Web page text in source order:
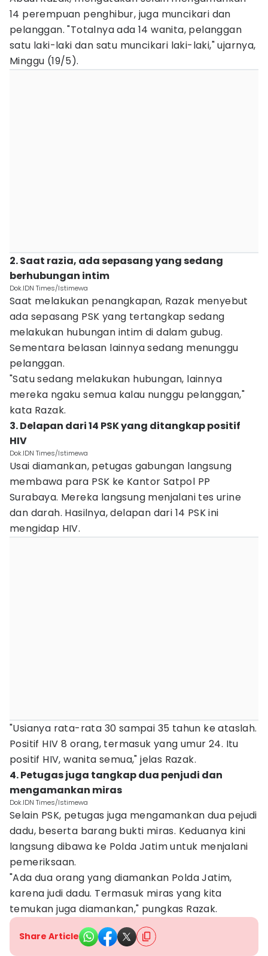
14 perempuan penghibur, juga muncikari dan
pelanggan. "Totalnya ada 14 wanita, pelanggan
satu laki-laki dan satu muncikari laki-laki," ujarnya,
Minggu (19/5).
2. Saat razia, ada sepasang yang sedang
berhubungan intim
Dok.IDN Times/Istimewa
Saat melakukan penangkapan, Razak menyebut
ada sepasang PSK yang tertangkap sedang
melakukan hubungan intim di dalam gubug.
Sementara belasan lainnya sedang menunggu
pelanggan.
"Satu sedang melakukan hubungan, lainnya
mereka ngaku semua kalau nunggu pelanggan,"
kata Razak.
3. Delapan dari 14 PSK yang ditangkap positif
HIV
Dok.IDN Times/Istimewa
Usai diamankan, petugas gabungan langsung
membawa para PSK ke Kantor Satpol PP
Surabaya. Mereka langsung menjalani tes urine
dan darah. Hasilnya, delapan dari 14 PSK ini
mengidap HIV.
"Usianya rata-rata 30 sampai 35 tahun ke ataslah.
Positif HIV 8 orang, termasuk yang umur 24. Itu
positif HIV, wanita semua," jelas Razak.
4. Petugas juga tangkap dua penjudi dan
mengamankan miras
Dok.IDN Times/Istimewa
Selain PSK, petugas juga mengamankan dua pejudi
dadu, beserta barang bukti miras. Keduanya kini
langsung dibawa ke Polda Jatim untuk menjalani
pemeriksaan.
"Ada dua orang yang diamankan Polda Jatim,
karena judi dadu. Termasuk miras yang kita
temukan juga diamankan," pungkas Razak.
Share Article